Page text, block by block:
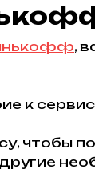
,
к
чтобы